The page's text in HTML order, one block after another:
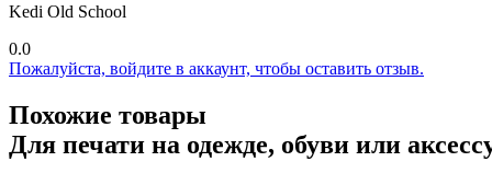
Kedi Old School
0.0
Пожалуйста, войдите в аккаунт, чтобы оставить отзыв.
Похожие товары
Для печати на одежде, обуви или